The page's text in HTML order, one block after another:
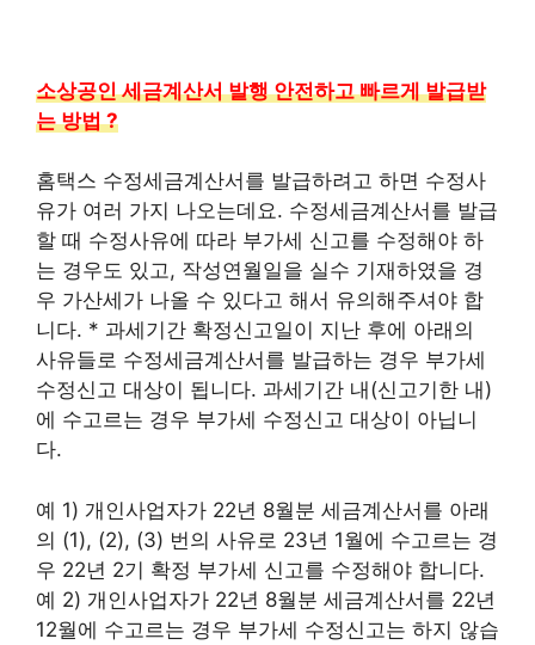
소상공인 세금계산서 발행 안전하고 빠르게 발급받
는 방법 ?
홈택스 수정세금계산서를 발급하려고 하면 수정사
유가 여러 가지 나오는데요. 수정세금계산서를 발급
할 때 수정사유에 따라 부가세 신고를 수정해야 하
는 경우도 있고, 작성연월일을 실수 기재하였을 경
우 가산세가 나올 수 있다고 해서 유의해주셔야 합
니다. * 과세기간 확정신고일이 지난 후에 아래의
사유들로 수정세금계산서를 발급하는 경우 부가세
수정신고 대상이 됩니다. 과세기간 내(신고기한 내)
에 수고르는 경우 부가세 수정신고 대상이 아닙니
다.
예 1) 개인사업자가 22년 8월분 세금계산서를 아래
의 (1), (2), (3) 번의 사유로 23년 1월에 수고르는 경
우 22년 2기 확정 부가세 신고를 수정해야 합니다.
예 2) 개인사업자가 22년 8월분 세금계산서를 22년
12월에 수고르는 경우 부가세 수정신고는 하지 않습